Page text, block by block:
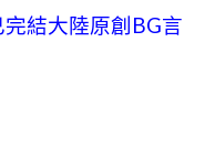
結大陸原創BG言